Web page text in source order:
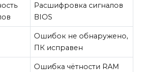
Расшифровка сигналов
BIOS
Ошибок не обнаружено,
ПК исправен
Ошибка чётности RAM